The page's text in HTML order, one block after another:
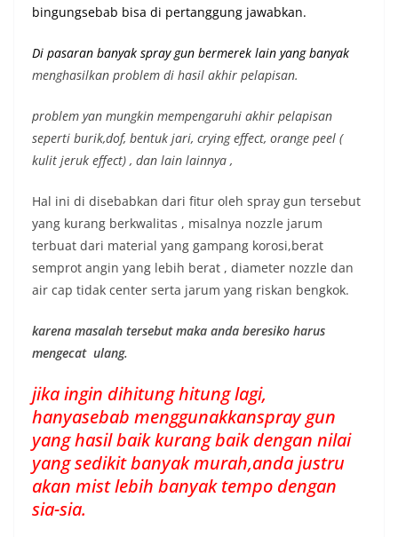
bingungsebab bisa di pertanggung jawabkan.
Di pasaran banyak spray gun bermerek lain yang banyak
menghasilkan problem di hasil akhir pelapisan.
problem yan mungkin mempengaruhi akhir pelapisan
seperti burik,dof, bentuk jari, crying effect, orange peel (
kulit jeruk effect) , dan lain lainnya ,
Hal ini di disebabkan dari fitur oleh spray gun tersebut
yang kurang berkwalitas , misalnya nozzle jarum
terbuat dari material yang gampang korosi,berat
semprot angin yang lebih berat , diameter nozzle dan
air cap tidak center serta jarum yang riskan bengkok.
karena masalah tersebut maka anda beresiko harus
mengecat ulang.
jika ingin dihitung hitung lagi,
hanyasebab menggunakkanspray gun
yang hasil baik kurang baik dengan nilai
yang sedikit banyak murah,anda justru
akan mist lebih banyak tempo dengan
sia-sia.